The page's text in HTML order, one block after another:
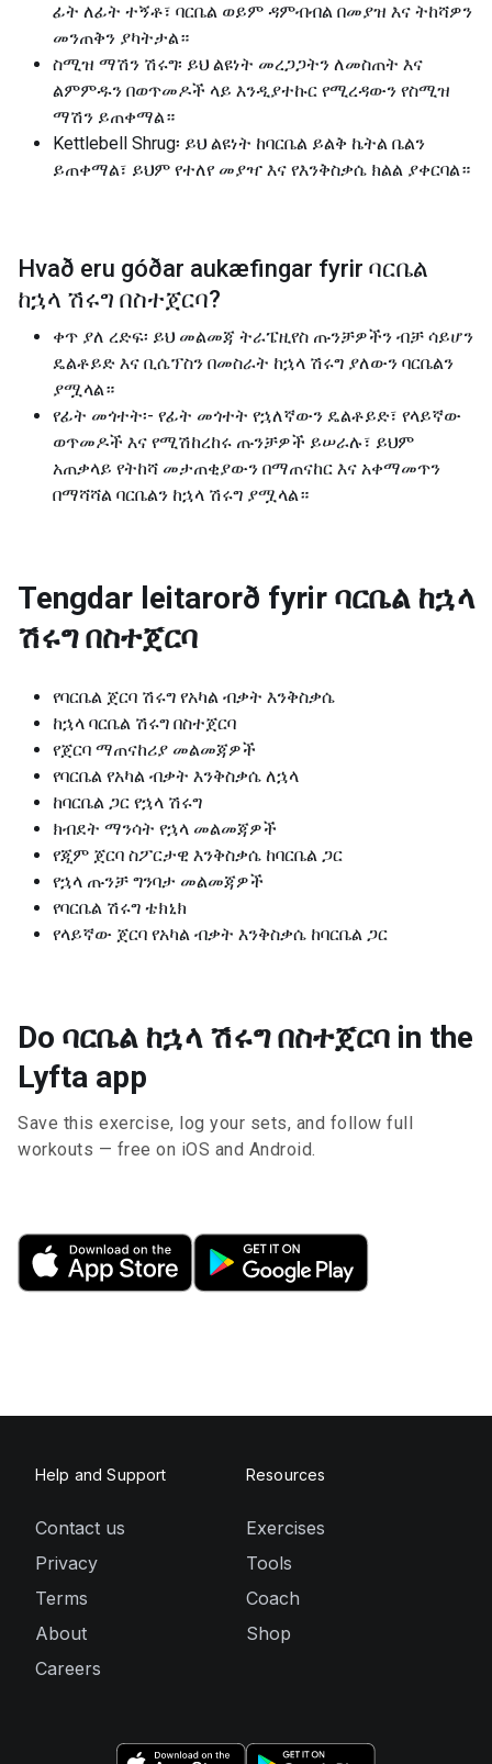
ፊት ለፊት ተኝቶ፣ ባርቤል ወይም ዳምብብል በመያዝ እና ትከሻዎን
መንጠቅን ያካትታል።
ስሚዝ ማሽን ሽሩግ፡ ይህ ልዩነት መረጋጋትን ለመስጠት እና
ልምምዱን በወጥመዶች ላይ እንዲያተኩር የሚረዳውን የስሚዝ
ማሽን ይጠቀማል።
Kettlebell Shrug፡ ይህ ልዩነት ከባርቤል ይልቅ ኬትል ቤልን
ይጠቀማል፣ ይህም የተለየ መያዣ እና የእንቅስቃሴ ክልል ያቀርባል።
Hvað eru góðar aukæfingar fyrir ባርቤል
ከኋላ ሽሩግ በስተጀርባ?
ቀጥ ያለ ረድፍ፡ ይህ መልመጃ ትራፔዚየስ ጡንቻዎችን ብቻ ሳይሆን
ዴልቶይድ እና ቢሴፕስን በመስራት ከኋላ ሽሩግ ያለውን ባርቤልን
ያሟላል።
የፊት መጎተት፡- የፊት መጎተት የኋለኛውን ዴልቶይድ፣ የላይኛው
ወጥመዶች እና የሚሽከረከሩ ጡንቻዎች ይሠራሉ፣ ይህም
አጠቃላይ የትከሻ መታጠቂያውን በማጠናከር እና አቀማመጥን
በማሻሻል ባርቤልን ከኋላ ሽሩግ ያሟላል።
Tengdar leitarorð fyrir ባርቤል ከኋላ
ሽሩግ በስተጀርባ
የባርቤል ጀርባ ሽሩግ የአካል ብቃት እንቅስቃሴ
ከኋላ ባርቤል ሽሩግ በስተጀርባ
የጀርባ ማጠናከሪያ መልመጃዎች
የባርቤል የአካል ብቃት እንቅስቃሴ ለኋላ
ከባርቤል ጋር የኋላ ሽሩግ
ክብደት ማንሳት የኋላ መልመጃዎች
የጂም ጀርባ ስፖርታዊ እንቅስቃሴ ከባርቤል ጋር
የኋላ ጡንቻ ግንባታ መልመጃዎች
የባርቤል ሽሩግ ቴክኒክ
የላይኛው ጀርባ የአካል ብቃት እንቅስቃሴ ከባርቤል ጋር
Do ባርቤል ከኋላ ሽሩግ በስተጀርባ in the
Lyfta app
Save this exercise, log your sets, and follow full
workouts — free on iOS and Android.
Help and Support
Contact us
Privacy
Terms
About
Careers
Resources
Exercises
Tools
Coach
Shop